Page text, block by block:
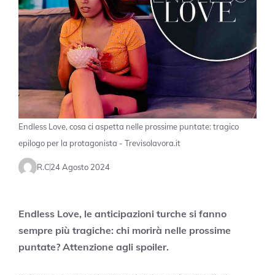
Endless Love, cosa ci aspetta nelle prossime puntate: tragico
epilogo per la protagonista - Trevisolavora.it
R.C24 Agosto 2024
Endless Love, le anticipazioni turche si fanno
sempre più tragiche: chi morirà nelle prossime
puntate? Attenzione agli spoiler.